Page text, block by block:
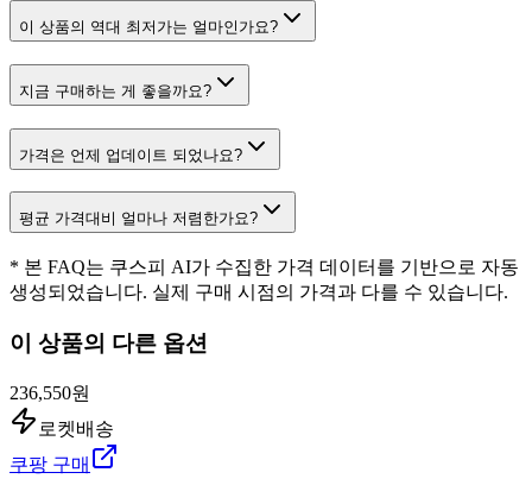
이 상품의 역대 최저가는 얼마인가요?
지금 구매하는 게 좋을까요?
가격은 언제 업데이트 되었나요?
평균 가격대비 얼마나 저렴한가요?
* 본 FAQ는 쿠스피 AI가 수집한 가격 데이터를 기반으로 자동
생성되었습니다. 실제 구매 시점의 가격과 다를 수 있습니다.
이 상품의 다른 옵션
236,550원
로켓배송
쿠팡 구매